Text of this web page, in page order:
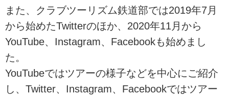
クラブツーリズムを通じて趣味に
夢中に！鉄道部は、お客さまの好
きなことや趣味を通じて、人生を
豊かにするサポートをいたしま
様子や最新情報を動画やブログで
ご紹介。憧れのあの車両、あの路
線で行く旅を一緒に実現させまし
また、クラブツーリズム鉄道部では2019年7月
から始めたTwitterのほか、2020年11月から
YouTube、Instagram、Facebookも始めまし
た。
YouTubeではツアーの様子などを中心にご紹介
し、Twitter、Instagram、Facebookではツアー